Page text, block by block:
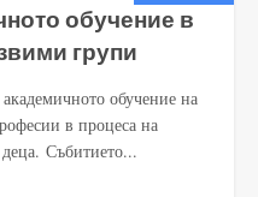
обучение в
групи
обучение на
в процеса на
Събитието...